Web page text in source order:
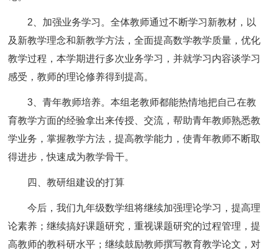
2、加强业务学习。全体教师通过不断学习新教材，以
及新教学理念和新教学方法，全面提高数学教学质量，优化
教学过程，本学期进行多次业务学习，并就学习内容谈学习
感受，教师的理论修养得到提高。
3、青年教师培养。本组老教师都能热情地把自己在教
育教学方面的经验拿出来传授、交流，帮助青年教师熟悉教
学业务，掌握教学方法，提高教学能力，使青年教师不断取
得进步，快速成为教学骨干。
四、教研组建设的打算
今后，我们九年级数学组将继续加强理论学习，提高理
论素养；继续搞好课题研究，重视课题研究的过程管理，提
高教师的教科研水平；继续鼓励教师撰写教育教学论文，对